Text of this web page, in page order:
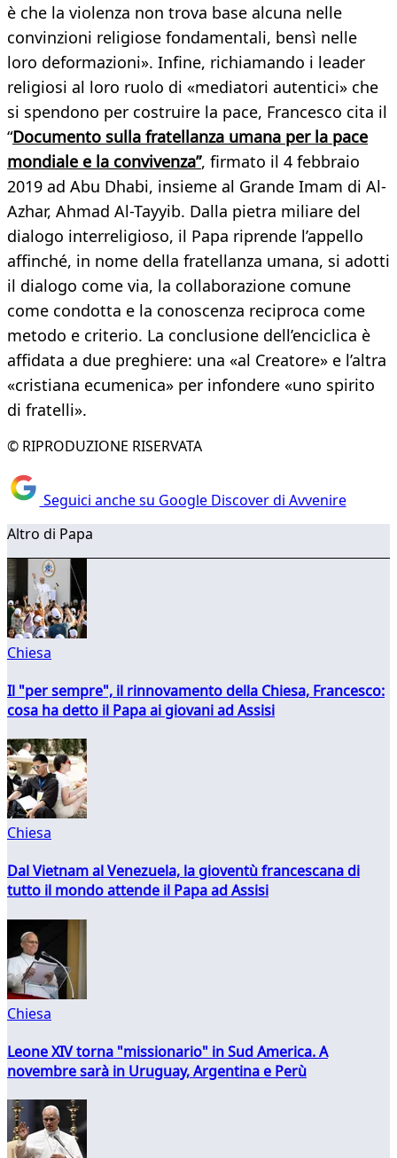
è che la violenza non trova base alcuna nelle
convinzioni religiose fondamentali, bensì nelle
loro deformazioni». Infine, richiamando i leader
religiosi al loro ruolo di «mediatori autentici» che
si spendono per costruire la pace, Francesco cita il
“Documento sulla fratellanza umana per la pace
mondiale e la convivenza”, firmato il 4 febbraio
2019 ad Abu Dhabi, insieme al Grande Imam di Al-
Azhar, Ahmad Al-Tayyib. Dalla pietra miliare del
dialogo interreligioso, il Papa riprende l’appello
affinché, in nome della fratellanza umana, si adotti
il dialogo come via, la collaborazione comune
come condotta e la conoscenza reciproca come
metodo e criterio. La conclusione dell’enciclica è
affidata a due preghiere: una «al Creatore» e l’altra
«cristiana ecumenica» per infondere «uno spirito
di fratelli».
© RIPRODUZIONE RISERVATA
Seguici anche su Google Discover di Avvenire
Altro di Papa
Chiesa
Il "per sempre", il rinnovamento della Chiesa, Francesco:
cosa ha detto il Papa ai giovani ad Assisi
Chiesa
Dal Vietnam al Venezuela, la gioventù francescana di
tutto il mondo attende il Papa ad Assisi
Chiesa
Leone XIV torna "missionario" in Sud America. A
novembre sarà in Uruguay, Argentina e Perù